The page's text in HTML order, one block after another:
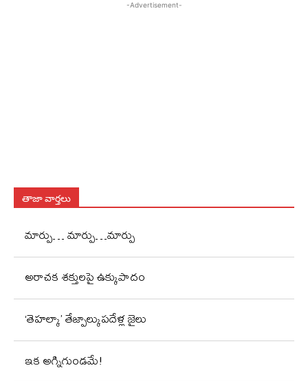
-Advertisement-
తాజా వార్తలు
మార్పు… మార్పు…మార్పు
అరాచక శక్తులపై ఉక్కుపాదం
‘తెహల్కా’ తేజ్పాల్కుపదేళ్ల జైలు
ఇక అగ్నిగుండమే!